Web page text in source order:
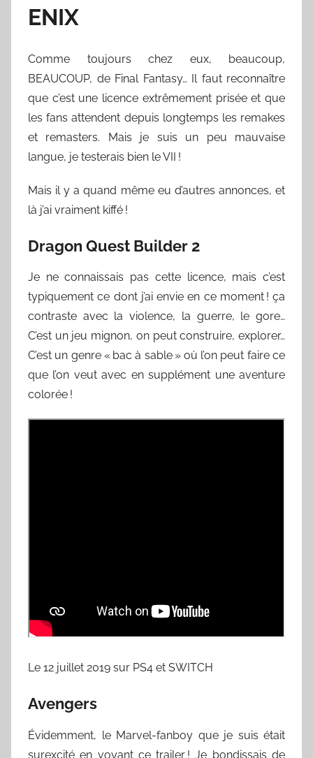
ENIX
Comme toujours chez eux, beaucoup,
BEAUCOUP, de Final Fantasy… Il faut reconnaître
que c’est une licence extrêmement prisée et que
les fans attendent depuis longtemps les remakes
et remasters. Mais je suis un peu mauvaise
langue, je testerais bien le VII !
Mais il y a quand même eu d’autres annonces, et
là j’ai vraiment kiffé !
Dragon Quest Builder 2
Je ne connaissais pas cette licence, mais c’est
typiquement ce dont j’ai envie en ce moment ! ça
contraste avec la violence, la guerre, le gore…
C’est un jeu mignon, on peut construire, explorer…
C’est un genre « bac à sable » où l’on peut faire ce
que l’on veut avec en supplément une aventure
colorée !
Le 12 juillet 2019 sur PS4 et SWITCH
Avengers
Évidemment, le Marvel-fanboy que je suis était
surexcité en voyant ce trailer ! Je bondissais de